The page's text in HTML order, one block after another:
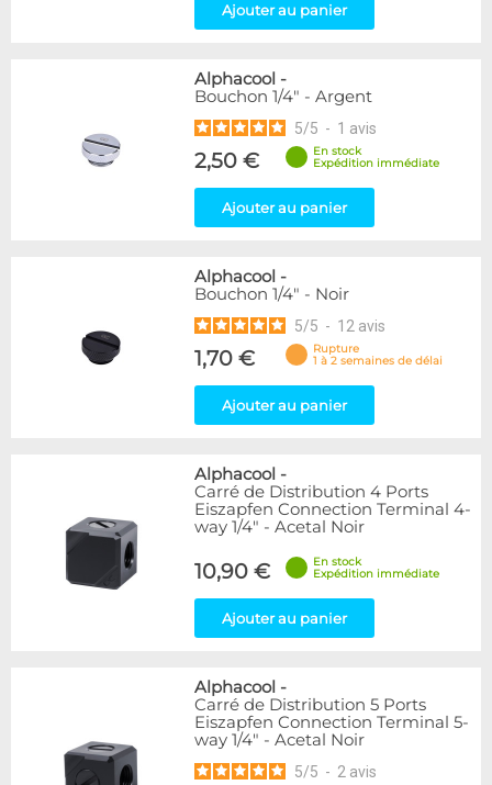
Ajouter au panier
Alphacool -
Bouchon 1/4" - Argent
5/5 - 1 avis
2,50 €
En stock
Expédition immédiate
Ajouter au panier
Alphacool -
Bouchon 1/4" - Noir
5/5 - 12 avis
1,70 €
Rupture
1 à 2 semaines de délai
Ajouter au panier
Alphacool -
Carré de Distribution 4 Ports
Eiszapfen Connection Terminal 4-
way 1/4" - Acetal Noir
10,90 €
En stock
Expédition immédiate
Ajouter au panier
Alphacool -
Carré de Distribution 5 Ports
Eiszapfen Connection Terminal 5-
way 1/4" - Acetal Noir
5/5 - 2 avis